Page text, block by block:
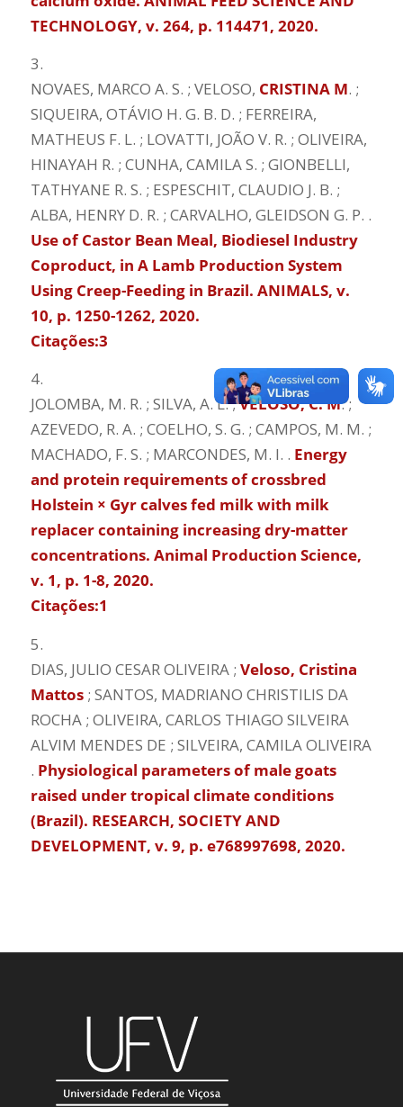
TECHNOLOGY, v. 264, p. 114471, 2020.
3.
NOVAES, MARCO A. S. ; VELOSO, CRISTINA M. ;
SIQUEIRA, OTÁVIO H. G. B. D. ; FERREIRA,
MATHEUS F. L. ; LOVATTI, JOÃO V. R. ; OLIVEIRA,
HINAYAH R. ; CUNHA, CAMILA S. ; GIONBELLI,
TATHYANE R. S. ; ESPESCHIT, CLAUDIO J. B. ;
ALBA, HENRY D. R. ; CARVALHO, GLEIDSON G. P. .
Use of Castor Bean Meal, Biodiesel Industry
Coproduct, in A Lamb Production System
Using Creep-Feeding in Brazil. ANIMALS, v.
10, p. 1250-1262, 2020.
Citações:3
4.
JOLOMBA, M. R. ; SILVA, A. L. ;VELOSO, C. M. ;
AZEVEDO, R. A. ; COELHO, S. G. ; CAMPOS, M. M. ;
MACHADO, F. S. ; MARCONDES, M. I. . Energy
and protein requirements of crossbred
Holstein × Gyr calves fed milk with milk
replacer containing increasing dry-matter
concentrations. Animal Production Science,
v. 1, p. 1-8, 2020.
Citações:1
5.
DIAS, JULIO CESAR OLIVEIRA ; Veloso, Cristina
Mattos; SANTOS, MADRIANO CHRISTILIS DA
ROCHA ; OLIVEIRA, CARLOS THIAGO SILVEIRA
ALVIM MENDES DE ; SILVEIRA, CAMILA OLIVEIRA
. Physiological parameters of male goats
raised under tropical climate conditions
(Brazil). RESEARCH, SOCIETY AND
DEVELOPMENT, v. 9, p. e768997698, 2020.